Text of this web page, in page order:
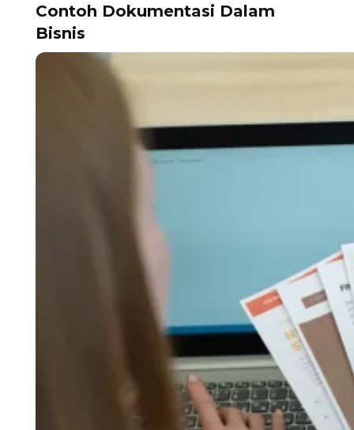
Contoh Dokumentasi Dalam
Bisnis